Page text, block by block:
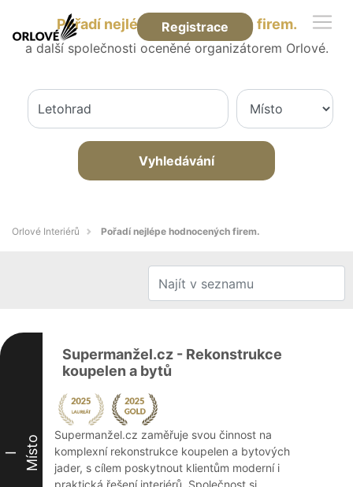
Registrace
Pořadí nejlépe hodnocených firem.
a další společnosti oceněné organizátorem Orlové.
Vyhledávání
Orlové Interiérů Pořadí nejlépe hodnocených firem.
I Místo
Supermanžel.cz - Rekonstrukce
koupelen a bytů
Supermanžel.cz zaměřuje svou činnost na
komplexní rekonstrukce koupelen a bytových
jader, s cílem poskytnout klientům moderní i
praktická řešení interiérů. Společnost si